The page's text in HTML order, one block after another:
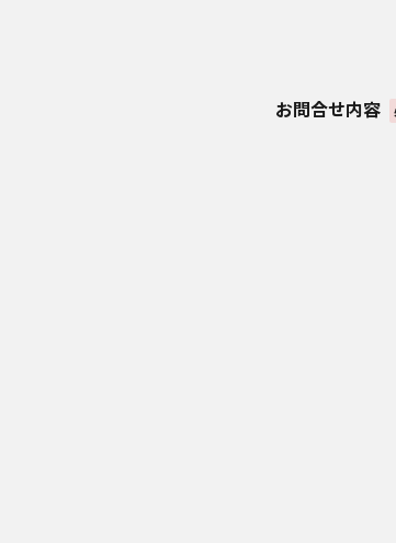
・前記「
・共同して
・共同し
・共同し
・共同し
策定した
・個人情
・個人情
・個人情
や持ち出
お問合せ内容